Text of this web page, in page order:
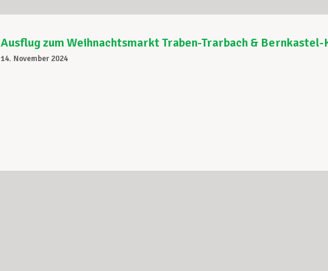
Ausflug zum Weihnachtsmarkt Traben-Trarbach & Bernkastel-
14. November 2024